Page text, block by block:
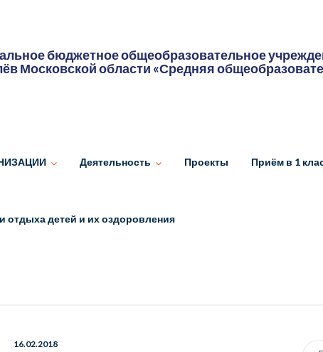
бюджетное общеобразовательное
Московской области «Средняя
Деятельность Проекты Приём в 1
отдыха детей и их оздоровления
16.02.2018